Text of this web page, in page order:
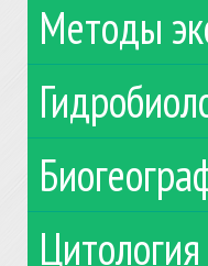
Методы
Цитология